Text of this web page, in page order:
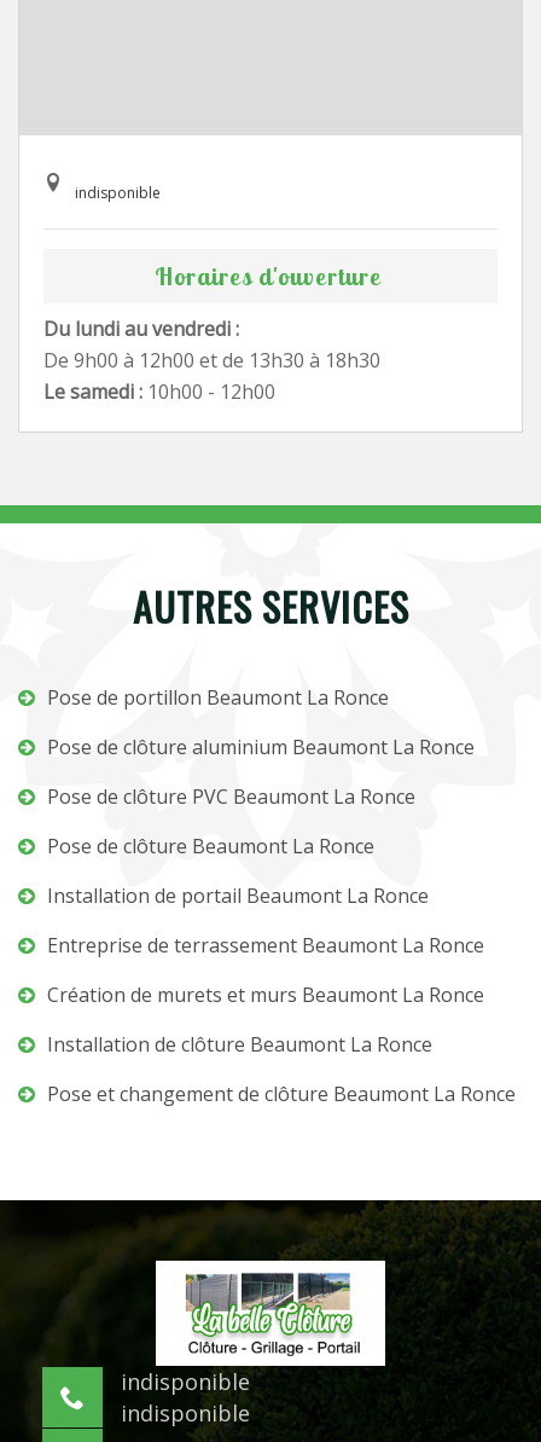
indisponible
Horaires d'ouverture
Du lundi au vendredi :
De 9h00 à 12h00 et de 13h30 à 18h30
Le samedi : 10h00 - 12h00
AUTRES SERVICES
Pose de portillon Beaumont La Ronce
Pose de clôture aluminium Beaumont La Ronce
Pose de clôture PVC Beaumont La Ronce
Pose de clôture Beaumont La Ronce
Installation de portail Beaumont La Ronce
Entreprise de terrassement Beaumont La Ronce
Création de murets et murs Beaumont La Ronce
Installation de clôture Beaumont La Ronce
Pose et changement de clôture Beaumont La Ronce
indisponible
indisponible